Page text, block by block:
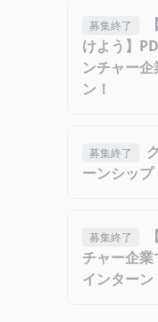
募集終了
けよう】
ンチャー
ン！
募集終了
ーンシップ
募集終了
チャー企
インターン